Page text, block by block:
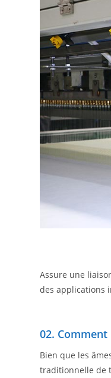
Assure une
des applications
02.
Bien que les
traditionnelle de